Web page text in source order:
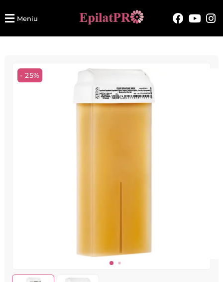
Meniu
- 25%